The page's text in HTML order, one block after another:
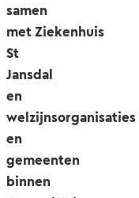
samen
met Ziekenhuis
St
Jansdal
en
welzijnsorganisaties
en
gemeenten
binnen